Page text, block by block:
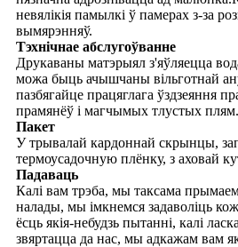
невялікія памылкі ў памерах з-за
вымярэнняў.
Тэхнічнае абслугоўванне
Друкаваны матэрыял з'яўляецца
можа быць ачышчаны вільготнай
пазбягайце працяглага ўздзеяння
прамянёў і магчымых тлустых плям.
Пакет
У трывалай кардоннай скрынцы,
термоусадочную плёнку, з аховай
Падаваць
Калі вам трэба, мы таксама
налады, мы імкнемся задаволіць
ёсць якія-небудзь пытанні, калі
звяртацца да нас, мы адкажам вам